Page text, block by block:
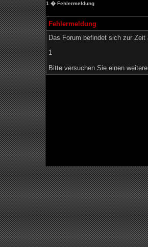
1 � Fehlermeldung
Fehlermeldung
Das Forum befindet sich zur
1
Bitte versuchen Sie einen